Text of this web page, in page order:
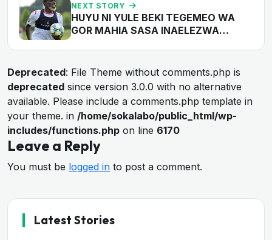
NEXT STORY
HUYU NI YULE BEKI TEGEMEO WA
GOR MAHIA SASA INAELEZWA…
Deprecated: File Theme without comments.php is
deprecated since version 3.0.0 with no alternative
available. Please include a comments.php template in
your theme. in /home/sokalabo/public_html/wp-
includes/functions.php on line 6170
Leave a Reply
You must be logged in to post a comment.
Latest Stories